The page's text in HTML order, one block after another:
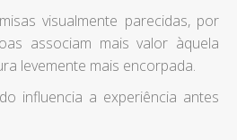
visualmente parecidas, por
associam mais valor àquela
levemente mais encorpada.
influencia a experiência antes